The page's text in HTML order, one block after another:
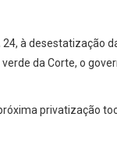
à desestatização
da Corte, o
privatização